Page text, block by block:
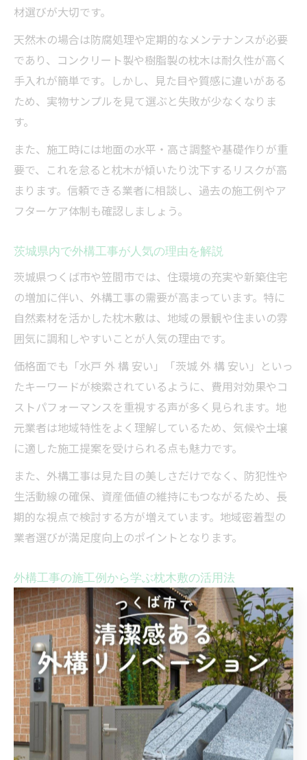
材選びが大切です。
天然木の場合は防腐処理や定期的なメンテナンスが必要
であり、コンクリート製や樹脂製の枕木は耐久性が高く
手入れが簡単です。しかし、見た目や質感に違いがある
ため、実物サンプルを見て選ぶと失敗が少なくなりま
す。
また、施工時には地面の水平・高さ調整や基礎作りが重
要で、これを怠ると枕木が傾いたり沈下するリスクが高
まります。信頼できる業者に相談し、過去の施工例やア
フターケア体制も確認しましょう。
茨城県内で外構工事が人気の理由を解説
茨城県つくば市や笠間市では、住環境の充実や新築住宅
の増加に伴い、外構工事の需要が高まっています。特に
自然素材を活かした枕木敷は、地域の景観や住まいの雰
囲気に調和しやすいことが人気の理由です。
価格面でも「水戸 外 構 安い」「茨城 外 構 安い」といっ
たキーワードが検索されているように、費用対効果やコ
ストパフォーマンスを重視する声が多く見られます。地
元業者は地域特性をよく理解しているため、気候や土壌
に適した施工提案を受けられる点も魅力です。
また、外構工事は見た目の美しさだけでなく、防犯性や
生活動線の確保、資産価値の維持にもつながるため、長
期的な視点で検討する方が増えています。地域密着型の
業者選びが満足度向上のポイントとなります。
外構工事の施工例から学ぶ枕木敷の活用法
実際の施工例を見ることで、枕木敷の具体的な活用方法
やデザインの幅広さをイメージできます。例えば、アプ
ローチに枕木を敷き詰めて温かみのあるエントランスを
演出したり、庭の小道や花壇の縁取りに活用するケース
が多いです。
施工例からは、枕木の太さや長さの違い、配置パターン
による印象の変化、植栽や砕石との組み合わせによるナ
チュラルな空間づくりなど、参考になるポイントが多く